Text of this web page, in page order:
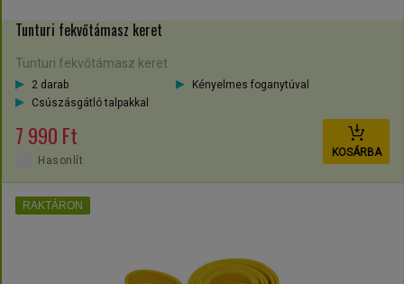
Tunturi fekvőtámasz keret
Tunturi fekvőtámasz keret
2 darab
Kényelmes foganytúval
Csúszásgátló talpakkal
7 990 Ft
KOSÁRBA
Hasonlít
RAKTÁRON